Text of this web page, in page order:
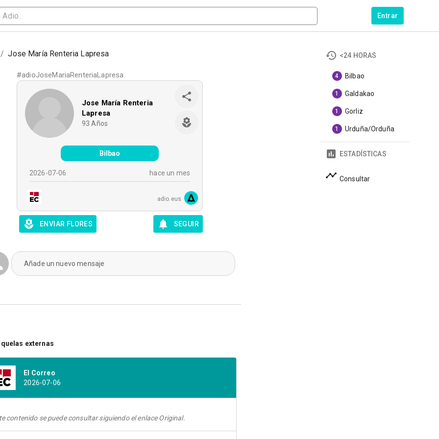
Entrar
/ Jose María Renteria Lapresa
#adioJoseMariaRenteriaLapresa
Jose María Renteria
Lapresa
93 Años
Bilbao
2026-07-06 hace un mes
adio.eus
ENVIAR FLORES SEGUIR
Añade un nuevo mensaje
externas
El Correo
2026-07-06
contenido se puede consultar siguiendo el enlace Original.
<24 HORAS
4 Bilbao
1 Galdakao
1 Gorliz
1 Urduña/Orduña
ESTADÍSTICAS
Consultar